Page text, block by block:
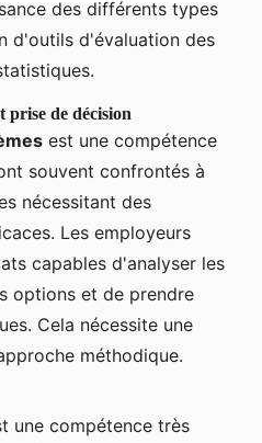
des différents types
d'outils d'évaluation des
prise de décision
est une compétence
souvent confrontés à
nécessitant des
Les employeurs
capables d'analyser les
options et de prendre
Cela nécessite une
méthodique.
une compétence très